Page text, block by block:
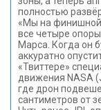
полностью
«Мы на финишной
все четыре
Марса. Когда он
аккуратно
«Твиттере»
движения NASA
где дрон
сантиметров от